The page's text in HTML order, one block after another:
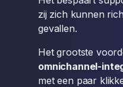
zij zich kunnen
gevallen.
Het grootste
omnichannel-
met een paar